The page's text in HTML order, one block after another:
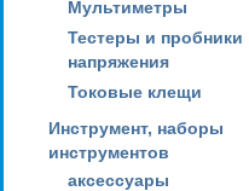
Мультиметры
Тестеры и пробники
напряжения
Токовые клещи
Инструмент, наборы
инструментов
аксессуары